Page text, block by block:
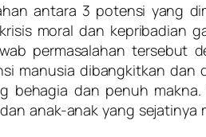
antara 3 potensi yang
moral dan kepribadian
permasalahan tersebut
manusia dibangkitkan dan
dan penuh
anak-anak yang sejatinya